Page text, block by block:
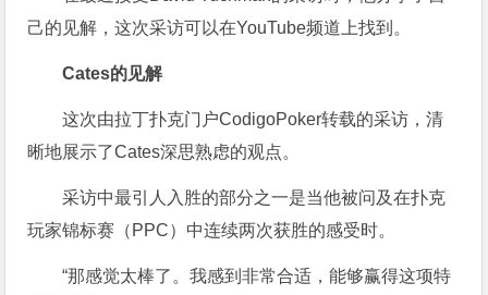
己的见解，这次采访可以在YouTube频道上找到。
Cates的见解
这次由拉丁扑克门户CodigoPoker转载的采访，清
晰地展示了Cates深思熟虑的观点。
采访中最引人入胜的部分之一是当他被问及在扑克
玩家锦标赛（PPC）中连续两次获胜的感受时。
“那感觉太棒了。我感到非常合适，能够赢得这项特